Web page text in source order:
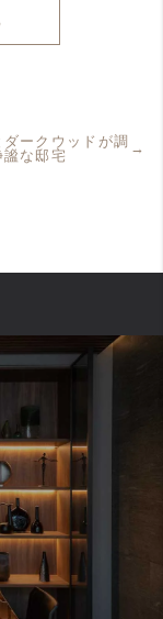
ダークウッドが調
な邸宅